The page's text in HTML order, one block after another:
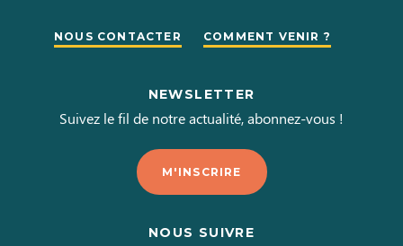
NOUS CONTACTER COMMENT VENIR ?
NEWSLETTER
Suivez le fil de notre actualité, abonnez-vous !
M'INSCRIRE
NOUS SUIVRE